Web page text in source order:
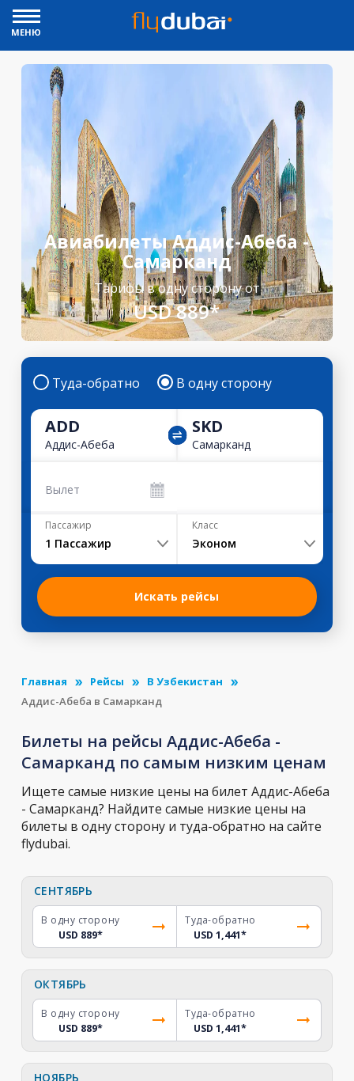
МЕНЮ
Авиабилеты Аддис-Абеба -
Самарканд
Тарифы в одну сторону от
USD 889*
Туда-обратно В одну сторону
ADD
Аддис-Абеба
SKD
Самарканд
Вылет
Пассажир
1 Пассажир
Класс
Эконом
Искать рейсы
Главная Рейсы
В Узбекистан
Аддис-Абеба в Самарканд
Билеты на рейсы Аддис-Абеба -
Самарканд по самым низким ценам
Ищете самые низкие цены на билет Аддис-Абеба
- Самарканд? Найдите самые низкие цены на
билеты в одну сторону и туда-обратно на сайте
flydubai.
СЕНТЯБРЬ
В одну сторону
USD 889*
Туда-обратно
USD 1,441*
ОКТЯБРЬ
В одну сторону
USD 889*
Туда-обратно
USD 1,441*
НОЯБРЬ